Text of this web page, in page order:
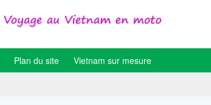
Plan du site Vietnam sur mesure